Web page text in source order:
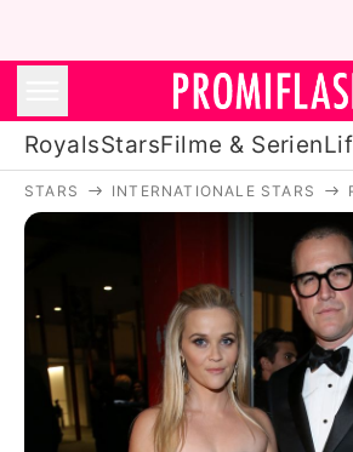
RoyalsStarsFilme & Serien
Royals
Stars
Filme & Serien
Lifestyle
Familie & Liebe
STARS INTERNATIONALE STARS